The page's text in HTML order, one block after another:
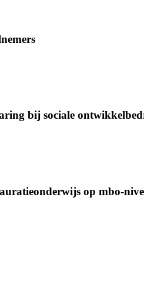
bij sociale
op mbo-